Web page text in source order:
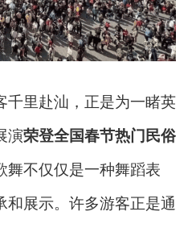
里赴汕，正是为一睹英
演荣登全国春节热门民俗
舞不仅仅是一种舞蹈表
和展示。许多游客正是通